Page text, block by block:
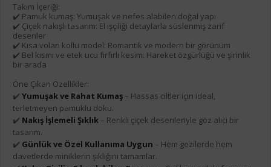
Takım İçeriği:
✔️ Pamuk kumaş: Yumuşak ve nefes alabilen doğal yapı
✔️ Çiçek nakışlı tasarım: El işçiliği detaylarla süslenmiş zarif
desenler
✔️ Kısa volan kollu model: Romantik ve modern bir görünüm
✔️ Bel kısmı ve etek ucu fırfırlı kesim: Hareket özgürlüğü ve şirinlik
bir arada
Öne Çıkan Özellikler:
✔️ Yumuşak ve Rahat Kumaş – Hassas ciltler için ideal,
terletmeyen pamuklu doku.
✔️ Nakış İşlemeli Şıklık – Renkli çiçek desenleriyle göz alıcı bir
tasarım.
✔️ Günlük ve Özel Kullanıma Uygun – Hem gezilerde hem
davetlerde miniklerin şıklığını tamamlar.